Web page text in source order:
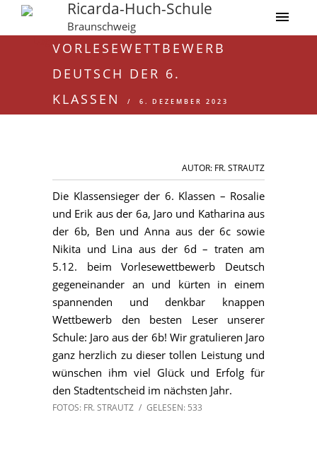
Ricarda-Huch-Schule
Braunschweig
VORLESEWETTBEWERB
DEUTSCH DER 6.
KLASSEN
6. DEZEMBER 2023
AUTOR: FR. STRAUTZ
Die Klassensieger der 6. Klassen – Rosalie
und Erik aus der 6a, Jaro und Katharina aus
der 6b, Ben und Anna aus der 6c sowie
Nikita und Lina aus der 6d – traten am
5.12. beim Vorlesewettbewerb Deutsch
gegeneinander an und kürten in einem
spannenden und denkbar knappen
Wettbewerb den besten Leser unserer
Schule: Jaro aus der 6b! Wir gratulieren Jaro
ganz herzlich zu dieser tollen Leistung und
wünschen ihm viel Glück und Erfolg für
den Stadtentscheid im nächsten Jahr.
FOTOS: FR. STRAUTZ / GELESEN: 533